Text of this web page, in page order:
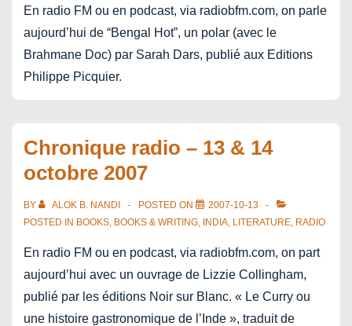
En radio FM ou en podcast, via radiobfm.com, on parle
aujourd’hui de “Bengal Hot”, un polar (avec le
Brahmane Doc) par Sarah Dars, publié aux Editions
Philippe Picquier.
Chronique radio – 13 & 14
octobre 2007
BY ALOK B. NANDI POSTED ON
2007-10-13
POSTED IN BOOKS, BOOKS & WRITING, INDIA, LITERATURE, RADIO
En radio FM ou en podcast, via radiobfm.com, on part
aujourd’hui avec un ouvrage de Lizzie Collingham,
publié par les éditions Noir sur Blanc. « Le Curry ou
une histoire gastronomique de l’Inde », traduit de